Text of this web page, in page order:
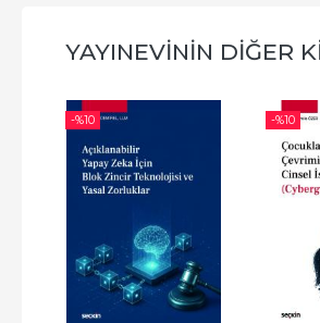
YAYINEVININ DIĞER
-%10 -%10